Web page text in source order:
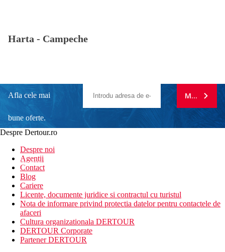
Harta - Campeche
Afla cele mai
bune oferte.
newsletter!
MA
Despre Dertour.ro
Despre noi
Agentii
Contact
Blog
Cariere
Licente, documente juridice si contractul cu turistul
Nota de informare privind protectia datelor pentru contactele de
afaceri
Cultura organizationala DERTOUR
DERTOUR Corporate
Partener DERTOUR